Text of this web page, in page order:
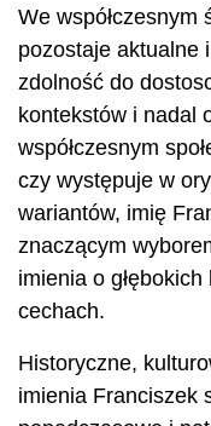
We współczesnym
pozostaje aktualne
zdolność do
kontekstów i nadal
współczesnym
czy występuje w
wariantów, imię
znaczącym
imienia o
cechach.
Historyczne,
imienia Franciszek